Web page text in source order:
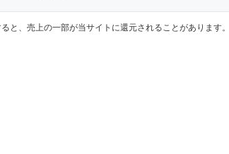
と、売上の一部が当サイトに還元されることがあります。